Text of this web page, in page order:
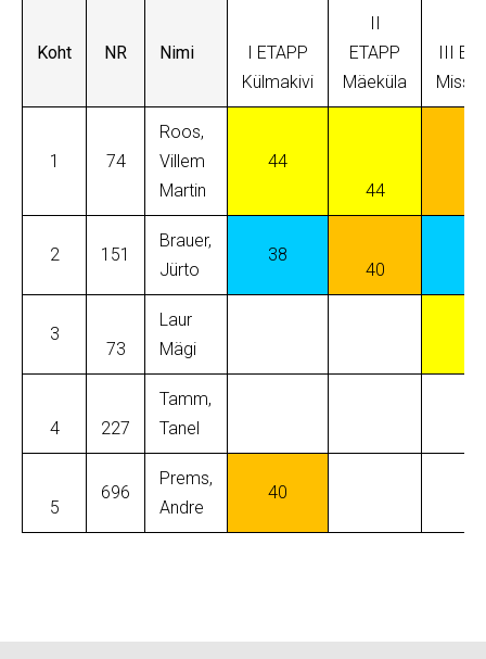
Koht NR Nimi
I ETAPP
Külmakivi
II
ETAPP
Mäeküla
III
1 74
Roos,
Villem
Martin
44
44
2 151
Brauer,
Jürto
38
40
3
73
Laur
Mägi
4 227
Tamm,
Tanel
5
696
Prems,
Andre
40